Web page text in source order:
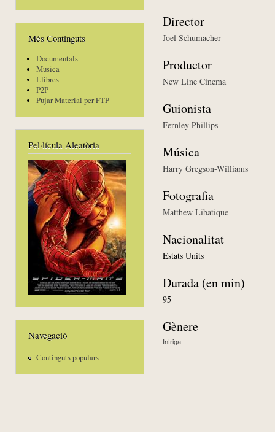
Més Continguts
Documentals
Musica
Llibres
P2P
Pujar Material per FTP
Pel·lícula Aleatòria
Navegació
Continguts populars
Director
Joel Schumacher
Productor
New Line Cinema
Guionista
Fernley Phillips
Música
Harry Gregson-Williams
Fotografia
Matthew Libatique
Nacionalitat
Estats Units
Durada (en min)
95
Gènere
Intriga